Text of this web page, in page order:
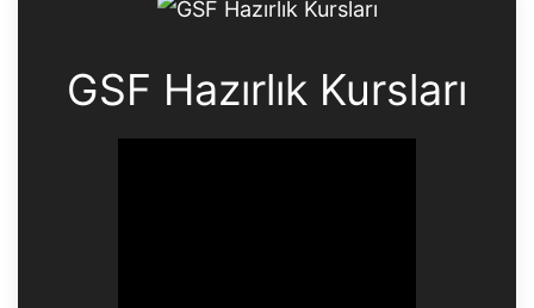
GSF Hazırlık Kursları